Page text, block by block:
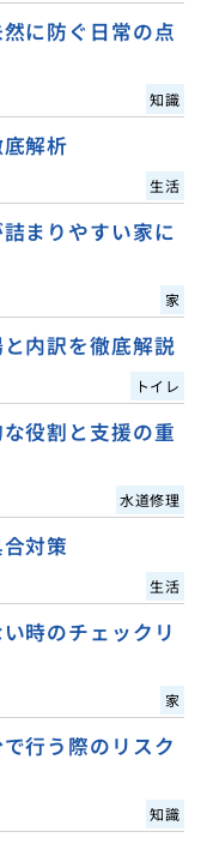
に防ぐ日常の点
知識
解析
生活
まりやすい家に
家
内訳を徹底解説
トイレ
役割と支援の重
水道修理
対策
生活
時のチェックリ
家
行う際のリスク
知識